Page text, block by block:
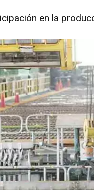
en la